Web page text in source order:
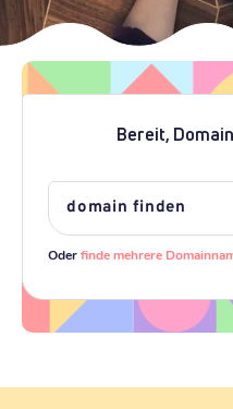
Bereit,
Oderfinde mehrere